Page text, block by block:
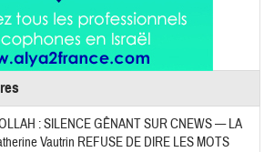
: SILENCE GÊNANT SUR CNEWS — LA
Vautrin REFUSE DE DIRE LES MOTS